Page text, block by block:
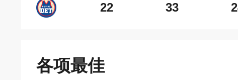
22 33
各项最佳